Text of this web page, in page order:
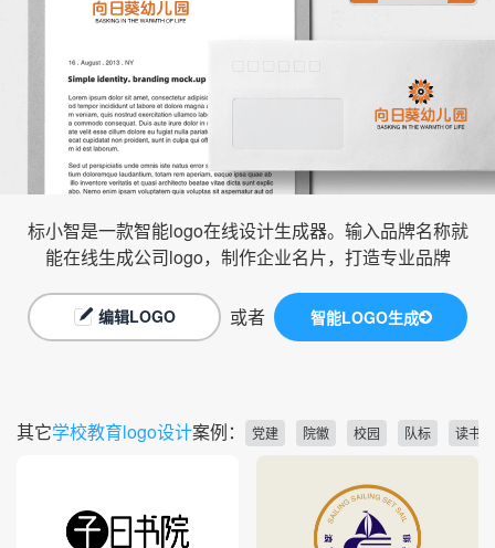
标小智是一款智能logo在线设计生成器。输入品牌名称就
能在线生成公司logo，制作企业名片，打造专业品牌
编辑LOGO 或者 智能LOGO生成
其它学校教育logo设计案例： 党建 院徽 校园 队标 读书